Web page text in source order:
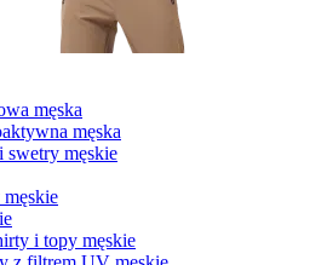
męska
męska
swetry męskie
i topy męskie